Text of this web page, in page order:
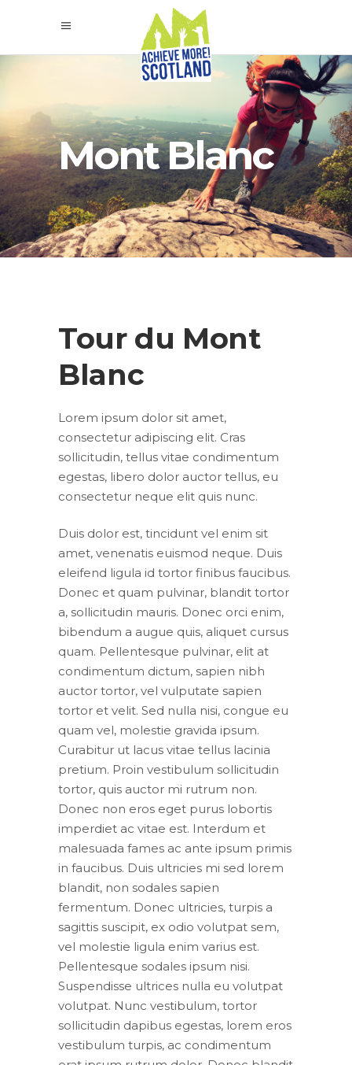
Mont Blanc
Tour du Mont
Blanc
Lorem ipsum dolor sit amet,
consectetur adipiscing elit. Cras
sollicitudin, tellus vitae condimentum
egestas, libero dolor auctor tellus, eu
consectetur neque elit quis nunc.
Duis dolor est, tincidunt vel enim sit
amet, venenatis euismod neque. Duis
eleifend ligula id tortor finibus faucibus.
Donec et quam pulvinar, blandit tortor
a, sollicitudin mauris. Donec orci enim,
bibendum a augue quis, aliquet cursus
quam. Pellentesque pulvinar, elit at
condimentum dictum, sapien nibh
auctor tortor, vel vulputate sapien
tortor et velit. Sed nulla nisi, congue eu
quam vel, molestie gravida ipsum.
Curabitur ut lacus vitae tellus lacinia
pretium. Proin vestibulum sollicitudin
tortor, quis auctor mi rutrum non.
Donec non eros eget purus lobortis
imperdiet ac vitae est. Interdum et
malesuada fames ac ante ipsum primis
in faucibus. Duis ultricies mi sed lorem
blandit, non sodales sapien
fermentum. Donec ultricies, turpis a
sagittis suscipit, ex odio volutpat sem,
vel molestie ligula enim varius est.
Pellentesque sodales ipsum nisi.
Suspendisse ultrices nulla eu volutpat
volutpat. Nunc vestibulum, tortor
sollicitudin dapibus egestas, lorem eros
vestibulum turpis, ac condimentum